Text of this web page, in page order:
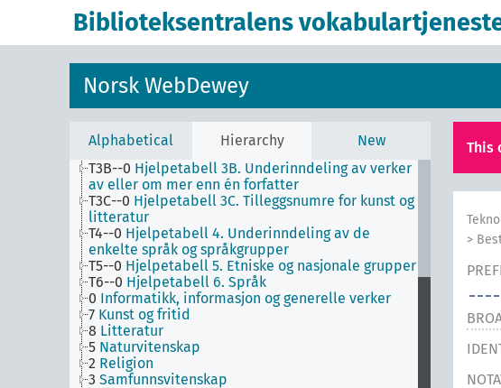
Biblioteksentralens
Norsk WebDewey
Alphabetical Hierarchy New
9 Historie og geografi
T3--0 Hjelpetabell 3. Underinndeling av kunst, av
de enkelte språks litteraturer, av bestemte
litterære former
T3A--0 Hjelpetabell 3A. Underinndeling av verker
av eller om de enkelte forfattere
T3B--0 Hjelpetabell 3B. Underinndeling av verker
av eller om mer enn én forfatter
T3C--0 Hjelpetabell 3C. Tilleggsnumre for kunst og
litteratur
T4--0 Hjelpetabell 4. Underinndeling av de
enkelte språk og språkgrupper
T5--0 Hjelpetabell 5. Etniske og nasjonale grupper
T6--0 Hjelpetabell 6. Språk
0 Informatikk, informasjon og generelle verker
7 Kunst og fritid
8 Litteratur
5 Naturvitenskap
2 Religion
3 Samfunnsvitenskap
This
>